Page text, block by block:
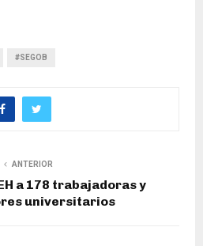
#SEGOB
ANTERIOR
a 178 trabajadoras y
universitarios